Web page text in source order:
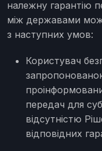
належну гарантію
між державами
з наступних умов:
Користувач
передач для
відсутністю
відповідних